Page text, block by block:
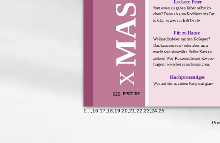
Leckere Feier
Statt essen zu gehen lieber selbst ko-
chen? Dann ab zum Kochkurs ins Car-
lo 615: www.carlo615.de
Für zu Hause
Weihnachtsfeier mit den Kollegen?
Das kann nerven - oder aber man
macht was sinnvolles. Selbst Kerzen
ziehen! Wo? Kerzenscheune Rövers-
hagen: www.kerzenscheune.com.
Hochprozentiges
Wer auf der nächsten Party mal glän-
026 PISTE.DE
X
MAS
1...,16,17,18,19,20,21,22,23,24,25